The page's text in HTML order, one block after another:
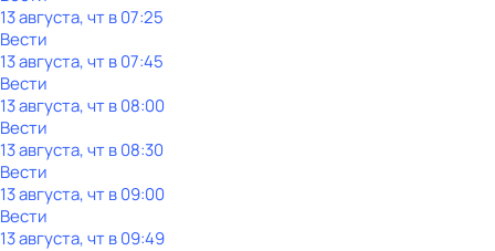
13 августа, чт в 07:25
Вести
13 августа, чт в 07:45
Вести
13 августа, чт в 08:00
Вести
13 августа, чт в 08:30
Вести
13 августа, чт в 09:00
Вести
13 августа, чт в 09:49